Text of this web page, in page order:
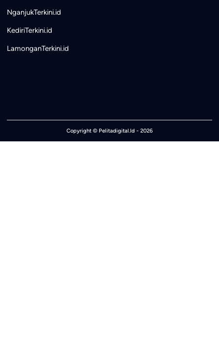
NganjukTerkini.id
KediriTerkini.id
LamonganTerkini.id
Copyright © Pelitadigital.Id - 2026